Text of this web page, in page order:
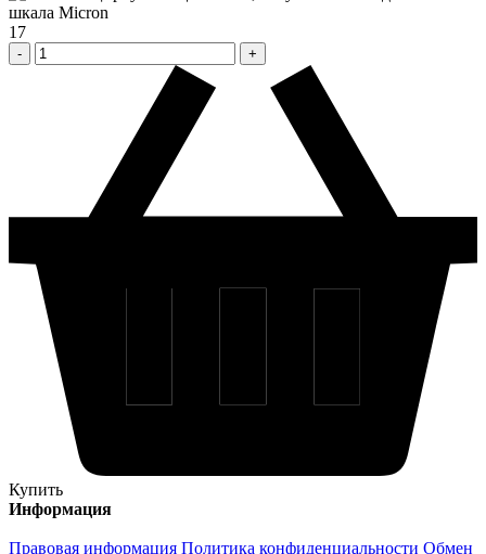
17
Купить
Информация
Правовая информация Политика конфиденциальности Обмен